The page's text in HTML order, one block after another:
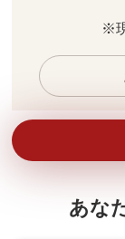
※
あな